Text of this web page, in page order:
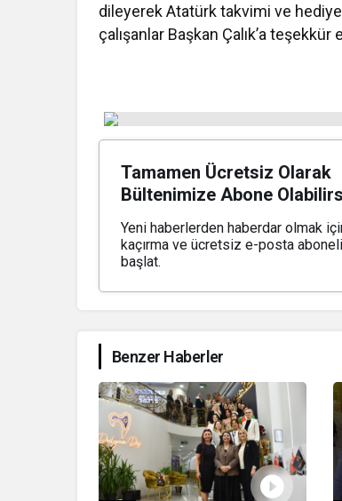
dileyerek Atatürk takvimi ve
çalışanlar Başkan Çalık’a
Tamamen Ücretsiz Olarak
Bültenimize Abone
Yeni haberlerden haberdar olmak
kaçırma ve ücretsiz e-posta
başlat.
Benzer Haberler